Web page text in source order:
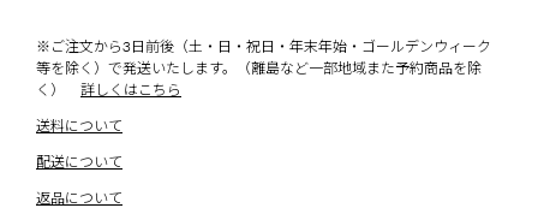
※ご注文から3日前後（土・日・祝日・年末年始・ゴールデンウィーク
等を除く）で発送いたします。（離島など一部地域また予約商品を除
く）
詳しくはこちら
送料について
配送について
返品について